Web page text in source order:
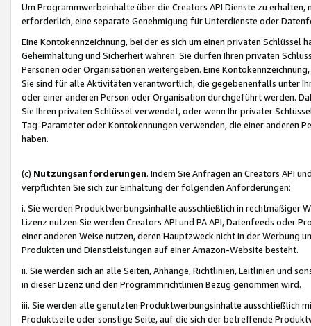
Um Programmwerbeinhalte über die Creators API Dienste zu
erforderlich, eine separate Genehmigung für Unterdienste oder
Eine Kontokennzeichnung, bei der es sich um einen privaten
Geheimhaltung und Sicherheit wahren. Sie dürfen Ihren privaten
Personen oder Organisationen weitergeben. Eine
Sie sind für alle Aktivitäten verantwortlich, die gegebenenfalls unter
oder einer anderen Person oder Organisation durchgeführt werden.
Sie Ihren privaten Schlüssel verwendet, oder wenn Ihr privater
Tag-Parameter oder Kontokennungen verwenden, die einer anderen
haben.
(c) Nutzungsanforderungen. Indem Sie Anfragen an Creators API
verpflichten Sie sich zur Einhaltung der folgenden Anforderungen:
i. Sie werden Produktwerbungsinhalte ausschließlich in rechtmäßiger
Lizenz nutzen.Sie werden Creators API und PA API, Datenfeeds oder
einer anderen Weise nutzen, deren Hauptzweck nicht in der Werbung
Produkten und Dienstleistungen auf einer Amazon-Website besteht.
ii. Sie werden sich an alle Seiten, Anhänge, Richtlinien, Leitlinien und
in dieser Lizenz und den Programmrichtlinien Bezug genommen wird.
iii. Sie werden alle genutzten Produktwerbungsinhalte ausschließlich
Produktseite oder sonstige Seite, auf die sich der betreffende